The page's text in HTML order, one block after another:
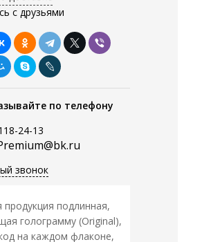
с друзьями
по телефону
24-13
звонок
продукция подлинная,
голограмму (Original),
на каждом флаконе,